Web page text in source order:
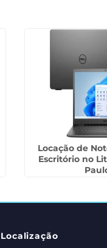
Locação de
Escritório no
Localização